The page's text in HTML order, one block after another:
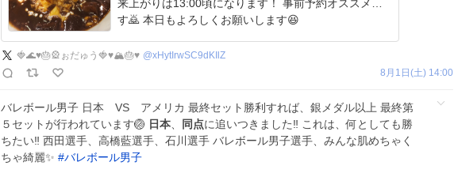
来上がりは13:00頃になります！ 事前予約オススメで
す🙇 本日もよろしくお願いします😆
🍓🌊♥🎂🎡ぉだゅう🍓♥🏔🎂♥ @xHytIrwSC9dKIlZ
8月1日(土) 14:00
バレボール男子 日本 VS アメリカ 最終セット勝利すれば、銀メダル以上 最終第
５セットが行われています🏐 日本 同点に追いつきました‼️ これは、何としても勝
ちたい‼️ 西田選手、高橋藍選手、石川選手 バレボール男子選手、みんな肌めちゃく
ちゃ綺麗✨ #バレボール男子